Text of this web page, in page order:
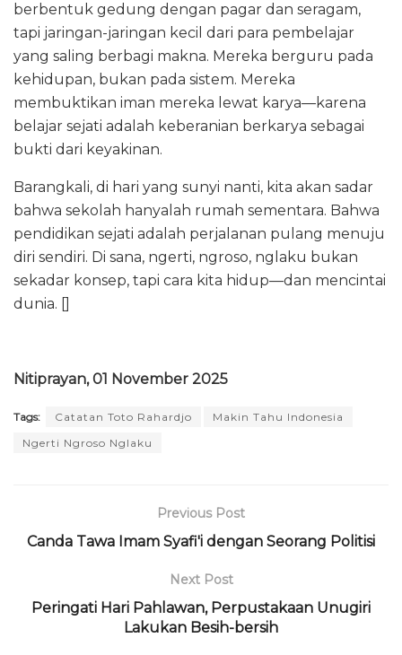
berbentuk gedung dengan pagar dan seragam,
tapi jaringan-jaringan kecil dari para pembelajar
yang saling berbagi makna. Mereka berguru pada
kehidupan, bukan pada sistem. Mereka
membuktikan iman mereka lewat karya—karena
belajar sejati adalah keberanian berkarya sebagai
bukti dari keyakinan.
Barangkali, di hari yang sunyi nanti, kita akan sadar
bahwa sekolah hanyalah rumah sementara. Bahwa
pendidikan sejati adalah perjalanan pulang menuju
diri sendiri. Di sana, ngerti, ngroso, nglaku bukan
sekadar konsep, tapi cara kita hidup—dan mencintai
dunia. []
Nitiprayan, 01 November 2025
Tags: Catatan Toto Rahardjo
Makin Tahu Indonesia
Ngerti Ngroso Nglaku
Previous Post
Canda Tawa Imam Syafi'i dengan Seorang Politisi
Next Post
Peringati Hari Pahlawan, Perpustakaan Unugiri
Lakukan Besih-bersih